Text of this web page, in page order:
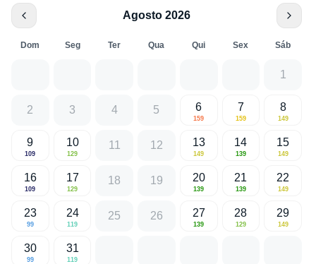
Agosto 2026
Dom Seg Ter Qua Qui Sex Sáb
1
2 3 4 5 6
159
7
159
8
149
9
109
10
129
11 12 13
149
14
139
15
149
16
109
17
129
18 19 20
139
21
139
22
149
23
99
24
119
25 26 27
139
28
129
29
149
30
99
31
119